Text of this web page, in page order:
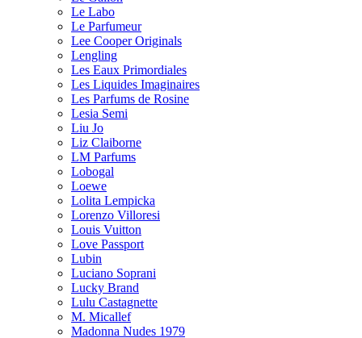
Le Labo
Le Parfumeur
Lee Cooper Originals
Lengling
Les Eaux Primordiales
Les Liquides Imaginaires
Les Parfums de Rosine
Lesia Semi
Liu Jo
Liz Claiborne
LM Parfums
Lobogal
Loewe
Lolita Lempicka
Lorenzo Villoresi
Louis Vuitton
Love Passport
Lubin
Luciano Soprani
Lucky Brand
Lulu Castagnette
M. Micallef
Madonna Nudes 1979